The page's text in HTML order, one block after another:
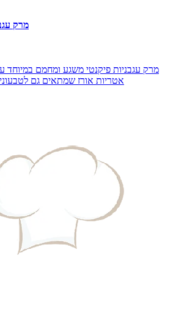
מרק
מרק עגבניות פיקנטי משגע ומחמם במיוחד
אטריות אורז שמתאים גם